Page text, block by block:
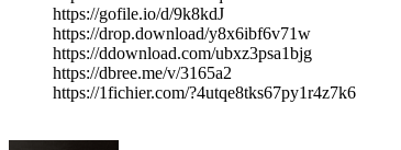
https://gofile.io/d/9k8kdJ
https://drop.download/y8x6ibf6v71w
https://ddownload.com/ubxz3psa1bjg
https://dbree.me/v/3165a2
https://1fichier.com/?4utqe8tks67py1r4z7k6